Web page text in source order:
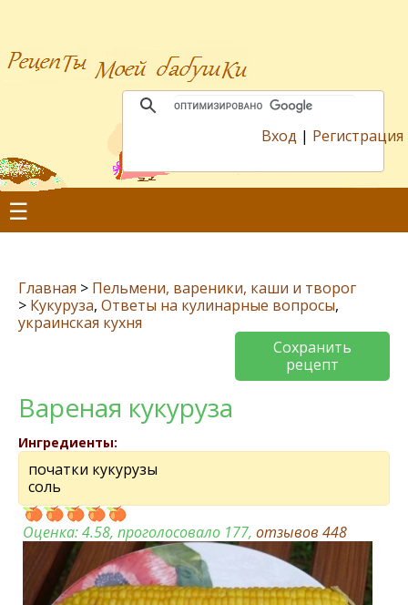
Вход | Регистрация
☰
Главная > Пельмени, вареники, каши и творог
> Кукуруза, Ответы на кулинарные вопросы,
украинская кухня
Сохранить
рецепт
Вареная кукуруза
Ингредиенты:
початки кукурузы
соль
Оценка:4.58, проголосовало 177, отзывов 448